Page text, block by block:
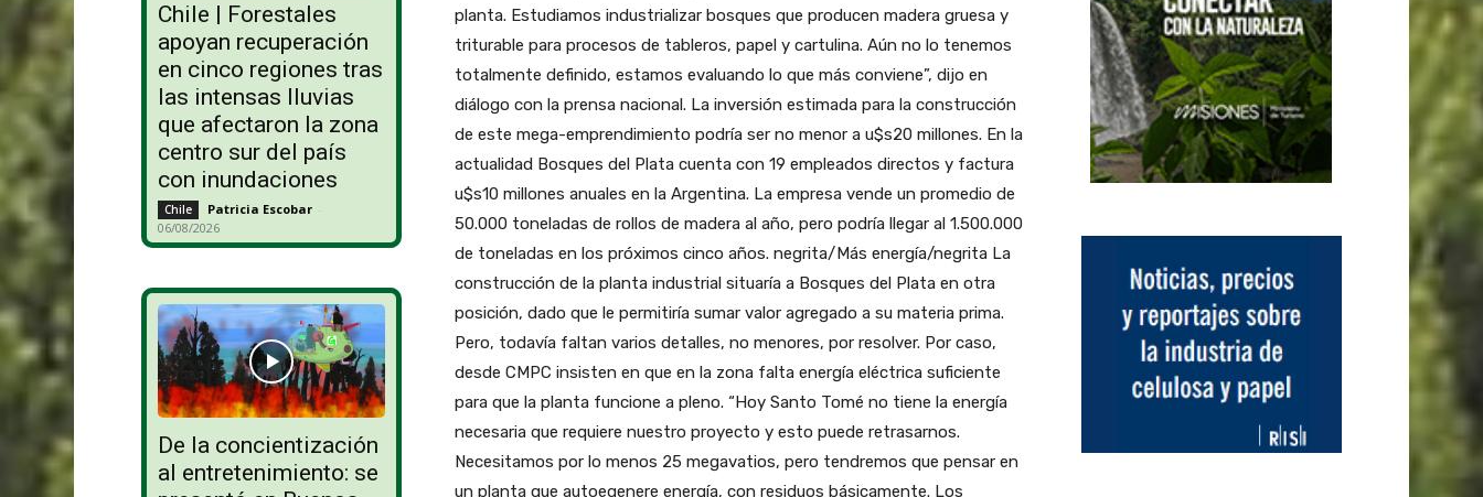
Chile | Forestales
apoyan recuperación
en cinco regiones tras
las intensas lluvias
que afectaron la zona
centro sur del país
con inundaciones
Chile Patricia Escobar -
06/08/2026
De la concientización
al entretenimiento: se
planta. Estudiamos industrializar bosques que producen madera gruesa y
triturable para procesos de tableros, papel y cartulina. Aún no lo tenemos
totalmente definido, estamos evaluando lo que más conviene”, dijo en
diálogo con la prensa nacional. La inversión estimada para la construcción
de este mega-emprendimiento podría ser no menor a u$s20 millones. En la
actualidad Bosques del Plata cuenta con 19 empleados directos y factura
u$s10 millones anuales en la Argentina. La empresa vende un promedio de
50.000 toneladas de rollos de madera al año, pero podría llegar al 1.500.000
de toneladas en los próximos cinco años. negrita/Más energía/negrita La
construcción de la planta industrial situaría a Bosques del Plata en otra
posición, dado que le permitiría sumar valor agregado a su materia prima.
Pero, todavía faltan varios detalles, no menores, por resolver. Por caso,
desde CMPC insisten en que en la zona falta energía eléctrica suficiente
para que la planta funcione a pleno. “Hoy Santo Tomé no tiene la energía
necesaria que requiere nuestro proyecto y esto puede retrasarnos.
Necesitamos por lo menos 25 megavatios, pero tendremos que pensar en
un planta que autoegenere energía, con residuos básicamente. Los